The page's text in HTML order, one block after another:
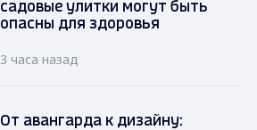
садовые улитки могут быть
опасны для здоровья
3 часа назад
От авангарда к дизайну: